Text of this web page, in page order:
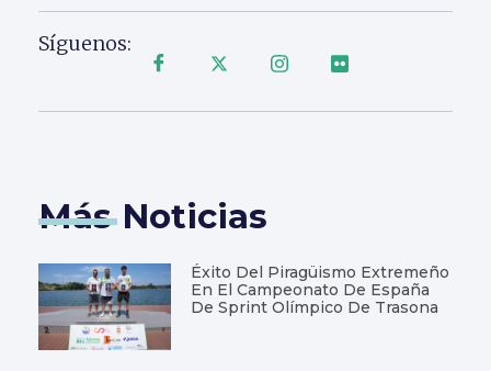
Síguenos:
Más Noticias
Éxito Del Piragüismo Extremeño
En El Campeonato De España
De Sprint Olímpico De Trasona